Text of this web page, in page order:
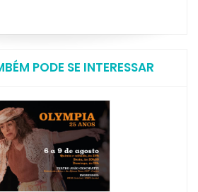
PODE SE INTERESSAR